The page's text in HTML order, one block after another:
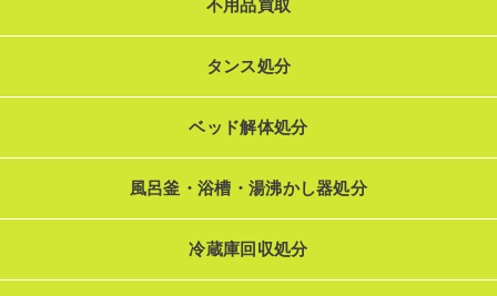
不用品買取
タンス処分
ベッド解体処分
風呂釜・浴槽・湯沸かし器処分
冷蔵庫回収処分